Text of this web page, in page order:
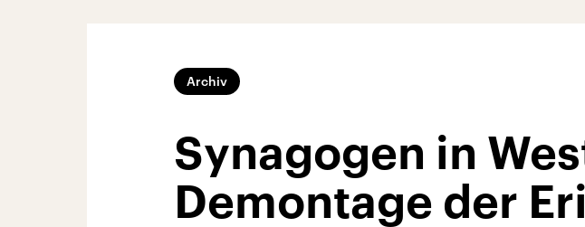
Archiv
Synagogen in
Demontage der